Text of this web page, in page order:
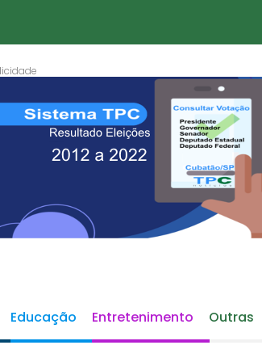
Educação Entretenimento Outras